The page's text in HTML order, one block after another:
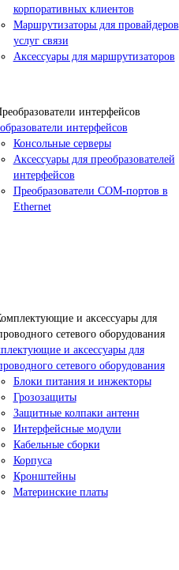
корпоративных клиентов
Маршрутизаторы для провайдеров
услуг связи
Аксессуары для маршрутизаторов
интерфейсов
Консольные серверы
Аксессуары для преобразователей
интерфейсов
Преобразователи COM-портов в
Ethernet
и аксессуары для
сетевого оборудования
Блоки питания и инжекторы
Грозозащиты
Защитные колпаки антенн
Интерфейсные модули
Кабельные сборки
Корпуса
Кронштейны
Материнские платы